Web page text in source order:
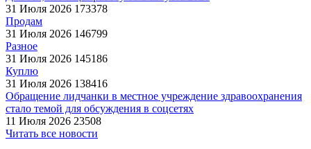
31 Июля 2026 173378
Продам
31 Июля 2026 146799
Разное
31 Июля 2026 145186
Куплю
31 Июля 2026 138416
Обращение лидчанки в местное учреждение здравоохранения
стало темой для обсуждения в соцсетях
11 Июля 2026 23508
Читать все новости